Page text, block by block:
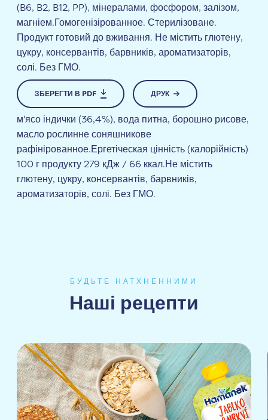
(B6, B2, B12, PP), мінералами, фосфором, залізом,
магніем.Гомогенізірованное. Стерилізоване.
Продукт готовий до вживання. Не містить глютену,
цукру, консервантів, барвників, ароматизаторів,
солі. Без ГМО.
ЗБЕРЕГТИ В PDF ДРУК
м'ясо індички (36,4%), вода питна, борошно рисове,
масло рослинне соняшникове
рафінірованное.Ергетіческая цінність (калорійність)
100 г продукту 279 кДж / 66 ккал.Не містить
глютену, цукру, консервантів, барвників,
ароматизаторів, солі. Без ГМО.
БУДЬТЕ НАТХНЕННИМИ
Наші рецепти